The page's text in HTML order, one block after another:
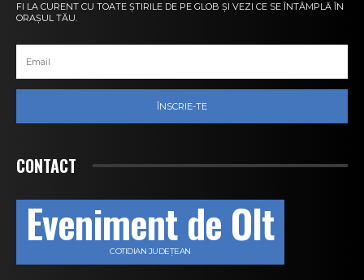
FI LA CURENT CU TOATE ȘTIRILE DE PE GLOB ȘI VEZI CE SE ÎNTÂMPLĂ ÎN
ORAȘUL TĂU.
ÎNSCRIE-TE
CONTACT
Eveniment de Olt
COTIDIAN JUDEȚEAN